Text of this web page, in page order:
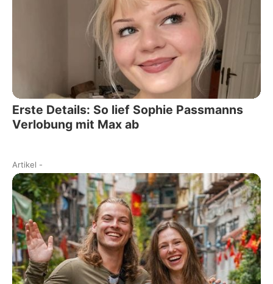
Erste Details: So lief Sophie Passmanns
Verlobung mit Max ab
Artikel -